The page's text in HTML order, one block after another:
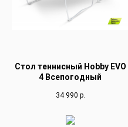
Стол теннисный Hobby EVO
4 Всепогодный
34 990 р.